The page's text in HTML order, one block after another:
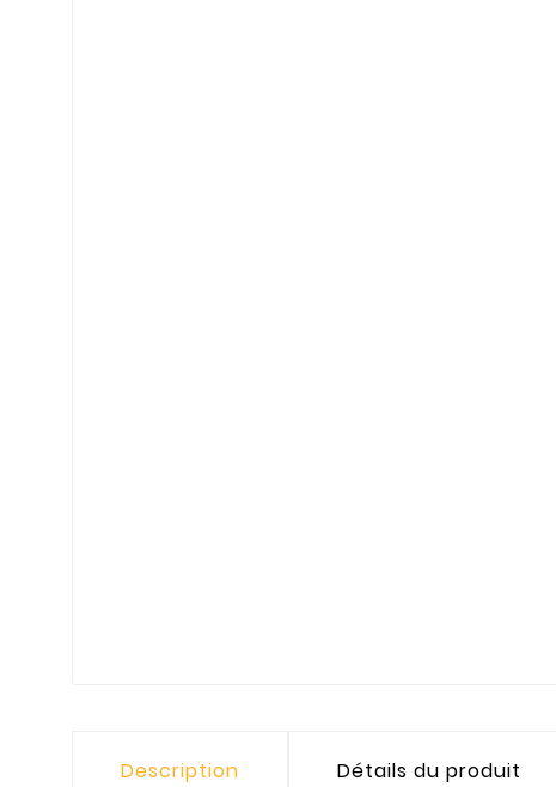
Description Détails du produit